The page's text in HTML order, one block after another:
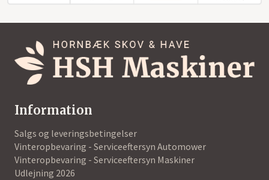
Information
Salgs og leveringsbetingelser
Vinteropbevaring - Serviceeftersyn Automower
Vinteropbevaring - Serviceeftersyn Maskiner
Udlejning 2026